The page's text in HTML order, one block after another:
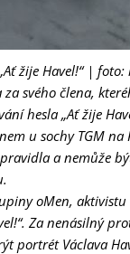
žije Havel!“ | foto:
svého člena,
hesla „Ať žije
u sochy TGM na
a nemůže
oMen,
Za nenásilný
portrét Václava